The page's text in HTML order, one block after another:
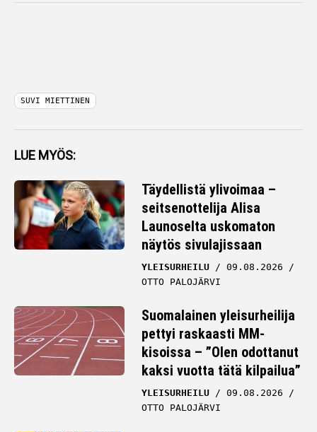
SUVI MIETTINEN
LUE MYÖS:
Täydellistä ylivoimaa –
seitsenottelija Alisa
Launoselta uskomaton
näytös sivulajissaan
YLEISURHEILU
09.08.2026
OTTO PALOJÄRVI
Suomalainen yleisurheilija
pettyi raskaasti MM-
kisoissa – ”Olen odottanut
kaksi vuotta tätä kilpailua”
YLEISURHEILU
09.08.2026
OTTO PALOJÄRVI